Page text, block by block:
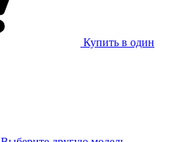
Купить в один